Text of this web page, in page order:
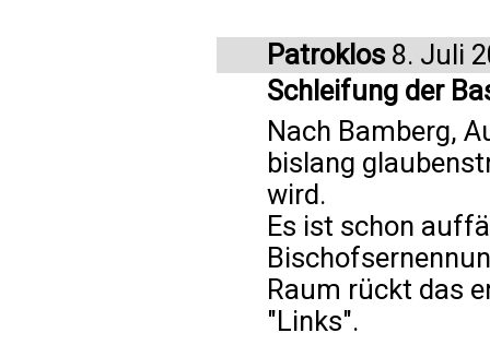
Patroklos 8. Juli
Schleifung der
Nach Bamberg,
bislang
wird.
Es ist schon
Raum rückt das
"Links".